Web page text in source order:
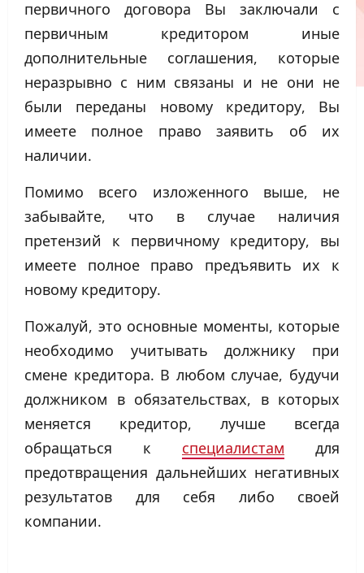
первичного договора Вы заключали с
первичным кредитором иные
дополнительные соглашения, которые
неразрывно с ним связаны и не они не
были переданы новому кредитору, Вы
имеете полное право заявить об их
наличии.
Помимо всего изложенного выше, не
забывайте, что в случае наличия
претензий к первичному кредитору, вы
имеете полное право предъявить их к
новому кредитору.
Пожалуй, это основные моменты, которые
необходимо учитывать должнику при
смене кредитора. В любом случае, будучи
должником в обязательствах, в которых
меняется кредитор, лучше всегда
обращаться к специалистам
для
предотвращения дальнейших негативных
результатов для себя либо своей
компании.